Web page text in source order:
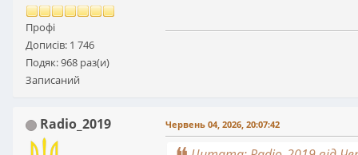
Профі
Дописів: 1 746
Подяк: 968 раз(и)
Записаний
Radio_2019 Червень 04, 2026, 20:07:42